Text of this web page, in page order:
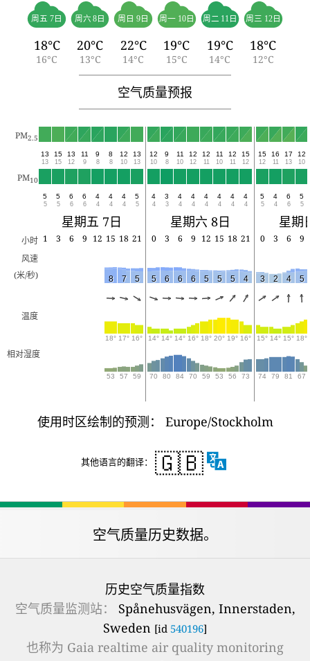
周五 7日
18°C
16°C
周六 8日
20°C
13°C
周日 9日
22°C
14°C
周一 10日
19°C
15°C
周二 11日
19°C
14°C
周三 12日
18°C
12°C
空气质量预报
PM2.5
13
13
15
15
13
12
11
9
9
8
8
8
12
10
13
13
12
10
9
8
11
10
12
12
12
11
11
10
12
11
15
12
15
12
16
11
17
13
12
10
PM10
5
5
5
5
6
6
6
6
4
4
4
4
4
4
5
5
4
4
3
3
4
4
4
4
4
4
4
4
4
4
4
4
5
5
4
4
6
6
5
5
星期五 7日 星期六 8日 星期
小时 1 3 6 9 12 15 18 21 0 3 6 9 12 15 18 21 0 3 6
9
风速
(米/秒)
8 7 5 5 6 6 6 5 5 5 4 3 2 4 5
温度
18° 17° 16° 14° 14° 14° 16° 18° 20° 19° 16° 15° 14° 15° 18°
相对湿度
53 57 59 70 80 84 70 59 53 56 73 74 79 81 67
使用时区绘制的预测： Europe/Stockholm
其他语言的翻译： 🇬🇧
空气质量历史数据。
历史空气质量指数
空气质量监测站：
Spånehusvägen, Innerstaden,
Sweden [id 540196]
也称为 Gaia realtime air quality monitoring